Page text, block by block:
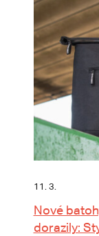
11. 3.
Nové
dorazily: